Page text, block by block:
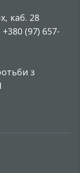
каб. 28
(97) 657-
з